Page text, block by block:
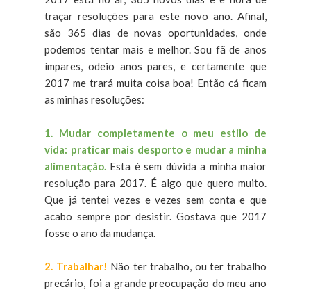
traçar resoluções para este novo ano. Afinal,
são 365 dias de novas oportunidades, onde
podemos tentar mais e melhor. Sou fã de anos
ímpares, odeio anos pares, e certamente que
2017 me trará muita coisa boa! Então cá ficam
as minhas resoluções:
1. Mudar completamente o meu estilo de
vida: praticar mais desporto e mudar a minha
alimentação. Esta é sem dúvida a minha maior
resolução para 2017. É algo que quero muito.
Que já tentei vezes e vezes sem conta e que
acabo sempre por desistir. Gostava que 2017
fosse o ano da mudança.
2. Trabalhar! Não ter trabalho, ou ter trabalho
precário, foi a grande preocupação do meu ano